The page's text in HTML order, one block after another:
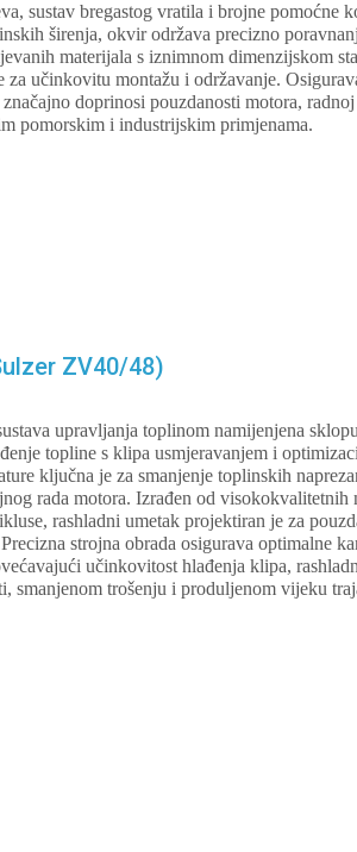
sustav bregastog vratila i brojne pomoćne
širenja, okvir održava precizno
materijala s iznimnom dimenzijskom
učinkovitu montažu i održavanje.
doprinosi pouzdanosti motora,
pomorskim i industrijskim primjenama.
ZV40/48)
upravljanja toplinom namijenjena
topline s klipa usmjeravanjem i
ključna je za smanjenje toplinskih
rada motora. Izrađen od visokokvalitetnih
rashladni umetak projektiran je za
strojna obrada osigurava optimalne
učinkovitost hlađenja klipa,
trošenju i produljenom vijeku